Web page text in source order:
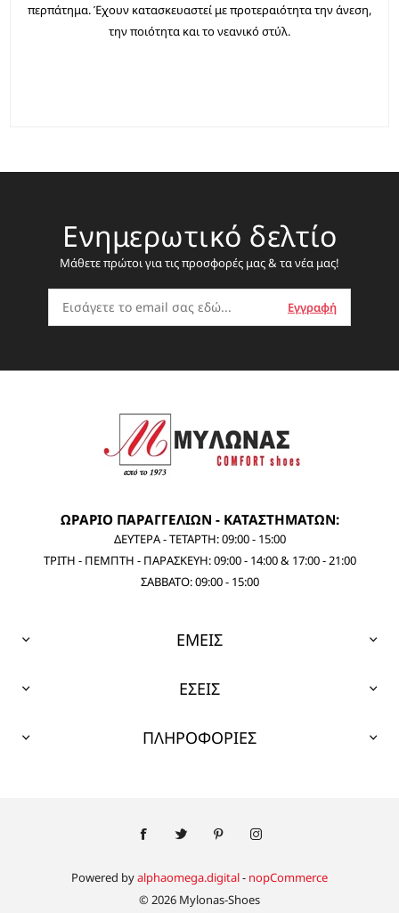
περπάτημα. Έχουν κατασκευαστεί με προτεραιότητα την άνεση,
την ποιότητα και το νεανικό στύλ.
Ενημερωτικό δελτίο
Μάθετε πρώτοι για τις προσφορές μας & τα νέα μας!
ΩΡΑΡΙΟ ΠΑΡΑΓΓΕΛΙΩΝ - ΚΑΤΑΣΤΗΜΑΤΩΝ:
ΔΕΥΤΕΡΑ - ΤΕΤΑΡΤΗ: 09:00 - 15:00
ΤΡΙΤΗ - ΠΕΜΠΤΗ - ΠΑΡΑΣΚΕΥΗ: 09:00 - 14:00 & 17:00 - 21:00
ΣΑΒΒΑΤΟ: 09:00 - 15:00
ΕΜΕΙΣ
ΕΣΕΙΣ
ΠΛΗΡΟΦΟΡΙΕΣ
Powered byalphaomega.digital- nopCommerce
© 2026 Mylonas-Shoes